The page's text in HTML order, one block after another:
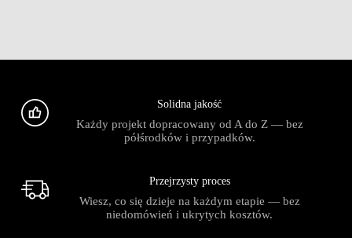
Solidna jakość
Każdy projekt dopracowany od A do Z — bez
półśrodków i przypadków.
Przejrzysty proces
Wiesz, co się dzieje na każdym etapie — bez
niedomówień i ukrytych kosztów.